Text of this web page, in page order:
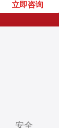
立即咨询
安全